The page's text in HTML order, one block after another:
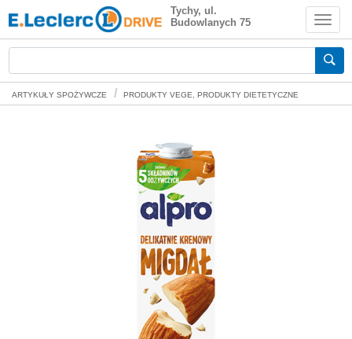
Alpro Napój migdałowy 1 l
Zakupy spożywcze online
Tychy, ul.
Budowlanych 75
ARTYKUŁY SPOŻYWCZE PRODUKTY VEGE, PRODUKTY DIETETYCZNE